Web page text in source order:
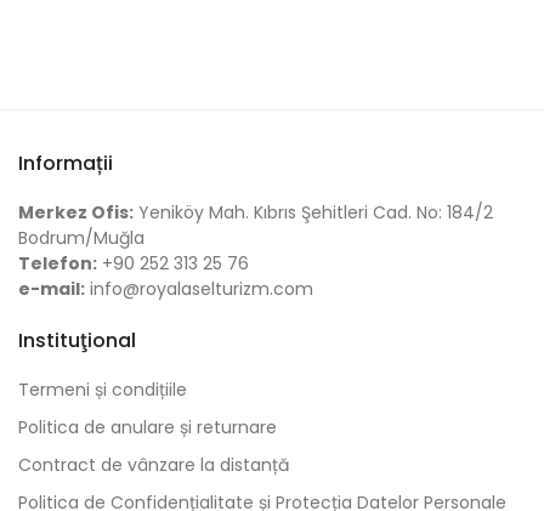
Informații
Merkez Ofis: Yeniköy Mah. Kıbrıs Şehitleri Cad. No: 184/2
Bodrum/Muğla
Telefon: +90 252 313 25 76
e-mail: info@royalaselturizm.com
Instituţional
Termeni și condițiile
Politica de anulare și returnare
Contract de vânzare la distanță
Politica de Confidențialitate și Protecția Datelor Personale